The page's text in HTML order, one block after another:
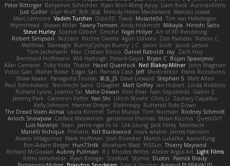
Peter Rittinger Benjamin Schechter Ryan Won-Meng Apuy Liam Beck AuroranFilms
Just Gollor Glyn Wolf 亮作 淡波 Melody Helen MacFarlane Makoto Izawa
Marc Lemoine Vadim Turchin Odin3D Travis Moiarte3d Tim van Helsdingen
WyrmHead
Shawn Miller Tawny Tomsen Andy Hickmott Mikayla
Hiroshi Saito
Steve Hurley Sophie Gilbert Grische Nigel Hillyer Art of 3D Rendering
Robert Simpson
Nizzero Ritchie Owens Agon Ushaku Zisis Psalidas Nelson C
Matthias Stareagle BunnyCyclops Bunny J.C. Jason Scott Jacob Larson
Tom Jachmann
Max Cristian Rocco Daniel Raboldt ray Zach Hoy
Bernhard Hoffmann Will Hattingh Perard-Gayot Bryan C Bojan Spasojevic
Alan Camerer Toby Yoda Thater Hazel Quantock Neil Blakey-Milner John Wagman
Victor Gan Walter Bosse Edgar San Pamela Case Jeff Modicolitor Frank Riccobono
Shaw Kaake Panagiotis Tourlas 果冻_JS Dave Liewald Stephan S Matt Allen
Paul Schicketanz
Norimichi Sano DGagster Matt Griffey Ian Hubert Linda Robbins
Richard Lyons Joanne Tai Mahe Dewan Finn Bear Ivan Sepulveda
Gabor Z
Jeremy Park
Cameron Keffer Yan Shi Ulrich Woehr Chris Li
Zachary Capalbo
Kelly Johnson Hannes Dreyer Elektrospy Buttered Side Down
The Dread Vixen Alinsa Laura Kimmel Timo Muraja Tom Norman Rodney Schmidt
Arioch Snowpaw Catface Meowmers gardeninn thomas Istvan Kozma QuesoGr7
Luis Naranjo Sean jamie ngai to lo Lök Leung Jack Foley fxtentacle
Marielli Vichique Primaris Kirt Blackwood mark wrabel James Harrison
Alvaro Villagomez Mark Hoffman Josh Roenker Martin Lukačka AaronFung
Ben-Adam Berger Hun73rdk Abraham Mast YYSSun Thierry Mayrand
Richard McGowan Aubrey Pullman R.J. Rhodes Writes Atelier Argos Art Light Films
Rémi Verschelde Ryan Reisiger SizeKivit Stymie Dustin
Patrick Brady